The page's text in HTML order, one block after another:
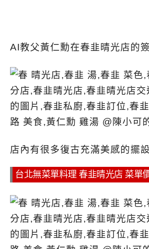
AI教父黃仁勳在春韭晴光店的
店內有很多復古充滿美感的擺
台北無菜單料理 春韭晴光店 菜單